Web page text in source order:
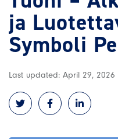
ja
Symboli
Last updated: April 29, 2026